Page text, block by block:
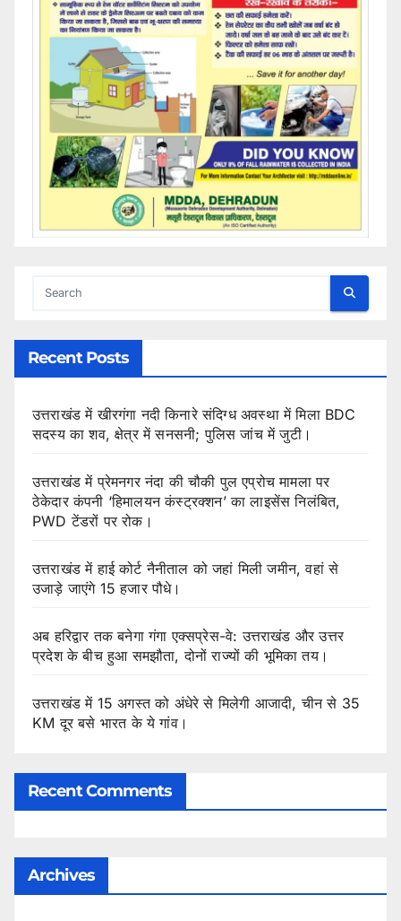
Recent Posts
उत्तराखंड में खीरगंगा नदी किनारे संदिग्ध अवस्था में मिला BDC
सदस्य का शव, क्षेत्र में सनसनी; पुलिस जांच में जुटी।
उत्तराखंड में प्रेमनगर नंदा की चौकी पुल एप्रोच मामला पर
ठेकेदार कंपनी ‘हिमालयन कंस्ट्रक्शन’ का लाइसेंस निलंबित,
PWD टेंडरों पर रोक।
उत्तराखंड में हाई कोर्ट नैनीताल को जहां मिली जमीन, वहां से
उजाड़े जाएंगे 15 हजार पौधे।
अब हरिद्वार तक बनेगा गंगा एक्सप्रेस-वे: उत्तराखंड और उत्तर
प्रदेश के बीच हुआ समझौता, दोनों राज्यों की भूमिका तय।
उत्तराखंड में 15 अगस्त को अंधेरे से मिलेगी आजादी, चीन से 35
KM दूर बसे भारत के ये गांव।
Recent Comments
Archives